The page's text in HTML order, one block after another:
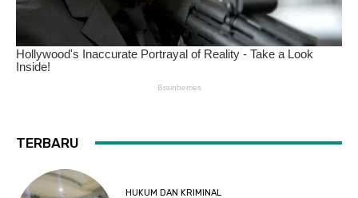
TERBARU
HUKUM DAN KRIMINAL